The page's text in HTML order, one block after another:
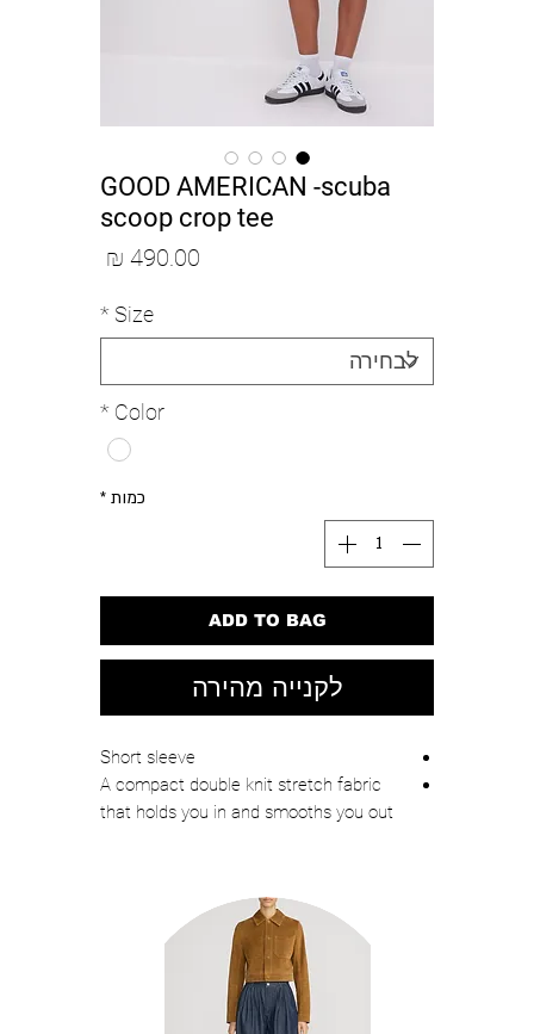
GOOD AMERICAN -scuba
scoop crop tee
Size
*
Color
*
כמות *
ADD TO BAG
לקנייה מהירה
Short sleeve
A compact double knit stretch fabric
that holds you in and smooths you out
78% Nylon, 22% Elastane
Dry Clean or Hand Wash Cold
Model size 0 is 5'9 and wearing size XS